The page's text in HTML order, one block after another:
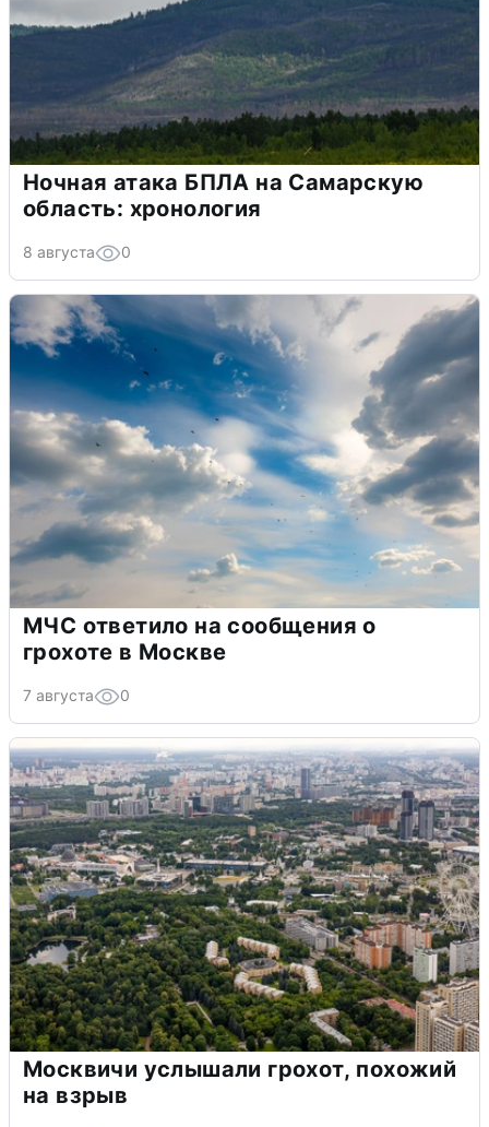
Ночная атака БПЛА на Самарскую
область: хронология
8 августа 0
МЧС ответило на сообщения о
грохоте в Москве
7 августа 0
Москвичи услышали грохот, похожий
на взрыв